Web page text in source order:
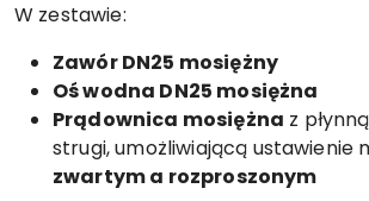
W zestawie:
Zawór DN25 mosiężny
Oś wodna DN25 mosiężna
Prądownica mosiężna z
strugi, umożliwiającą ustawienie
zwartym a rozproszonym